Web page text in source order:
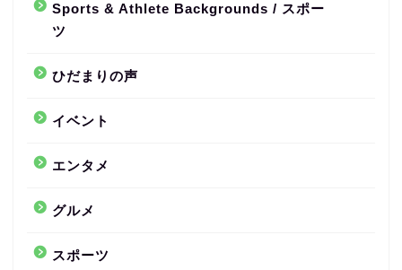
Sports & Athlete Backgrounds / スポー
ツ
ひだまりの声
イベント
エンタメ
グルメ
スポーツ